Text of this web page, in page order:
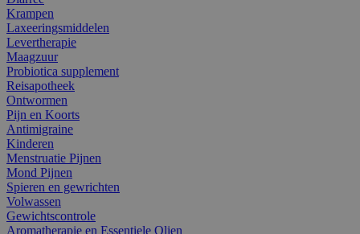
Krampen
Laxeeringsmiddelen
Levertherapie
Maagzuur
Probiotica supplement
Reisapotheek
Ontwormen
Pijn en Koorts
Antimigraine
Kinderen
Menstruatie Pijnen
Mond Pijnen
Spieren en gewrichten
Volwassen
Gewichtscontrole
Aromatherapie en Essentiele Olien